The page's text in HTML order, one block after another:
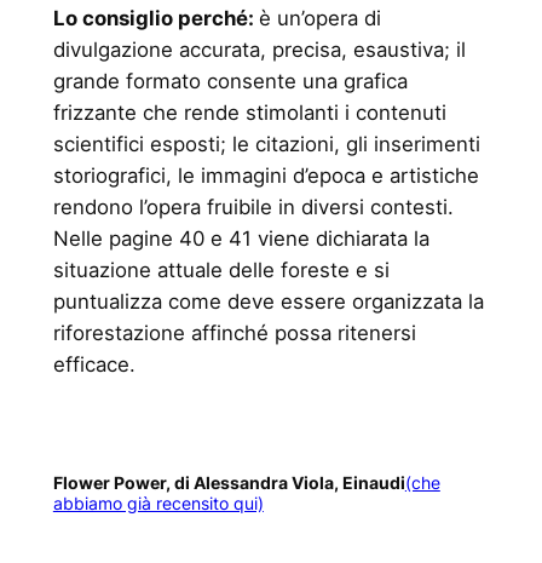
Lo consiglio perché: è un’opera di
divulgazione accurata, precisa, esaustiva; il
grande formato consente una grafica
frizzante che rende stimolanti i contenuti
scientifici esposti; le citazioni, gli inserimenti
storiografici, le immagini d’epoca e artistiche
rendono l’opera fruibile in diversi contesti.
Nelle pagine 40 e 41 viene dichiarata la
situazione attuale delle foreste e si
puntualizza come deve essere organizzata la
riforestazione affinché possa ritenersi
efficace.
Flower Power, di Alessandra Viola, Einaudi(che
abbiamo già recensito qui)